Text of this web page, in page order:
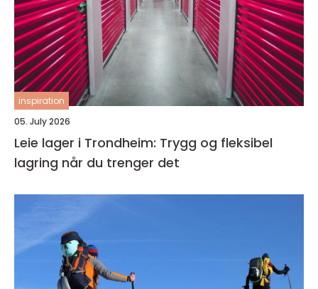
inspiration
05. July 2026
Leie lager i Trondheim: Trygg og fleksibel
lagring når du trenger det